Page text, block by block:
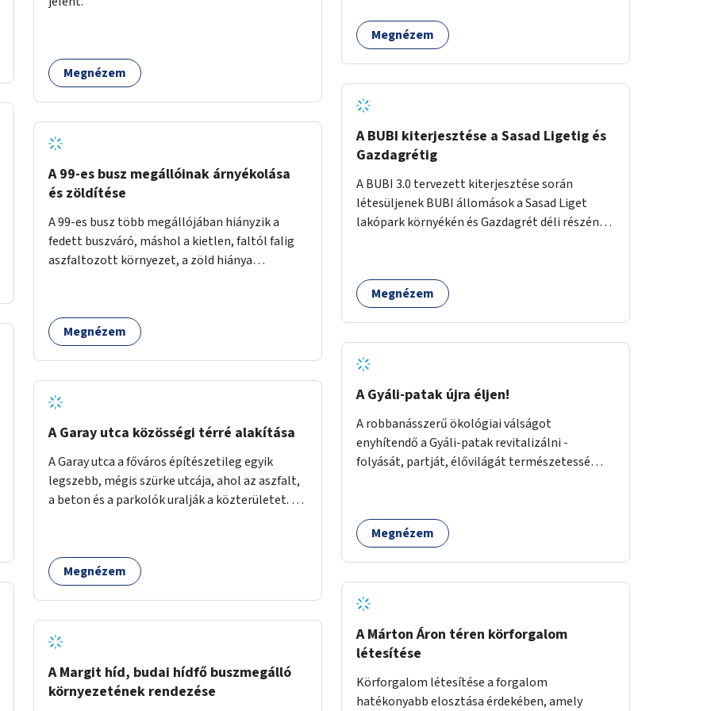
időszakokban zsúfolt 5-ös autóbusz
Megnézem
A 99-es busz megállóinak árnyékolása
és zöldítése
A 99-es busz több megállójában hiányzik a
fedett buszváró, máshol a kietlen, faltól falig
aszfaltozott környezet, a zöld hiánya
zöldítéssel is össze lehetne kötni: ahol
megoldható, ott az utasváróra vagy akár
megállókat.
Megnézem
A Garay utca közösségi térré alakítása
A Garay utca a főváros építészetileg egyik
legszebb, mégis szürke utcája, ahol az aszfalt,
a beton és a parkolók uralják a közterületet. Az
közösségbarát terület létrehozásának. A
szakaszon a parkolás átszervezésével
sakkasztal és egy lábbal tekerhető
mobiltöltőpont tennék kellemesebbé (és
hűvösebbé) a környéken lakók és az arra járók
mindennapjait.
Megnézem
A Margit híd, budai hídfő buszmegálló
környezetének rendezése
alkalmas lenne egy nagy biodiverzitású hosszú
kert kialakítására, több szintű növényzettel,
Megnézem
A BUBI kiterjesztése a Sasad Ligetig és
Gazdagrétig
A BUBI 3.0 tervezett kiterjesztése során
létesüljenek BUBI állomások a Sasad Liget
lakópark környékén és Gazdagrét déli részén
Megnézem
A Gyáli-patak újra éljen!
A robbanásszerű ökológiai válságot
enyhítendő a Gyáli-patak revitalizálni -
folyását, partját, élővilágát természetessé
terhelt módon. Élő kapcsolatot létrehozni
Soroksár és a patak között, illetve a
vezetésével.
Megnézem
A Márton Áron téren körforgalom
létesítése
Körforgalom létesítése a forgalom
hatékonyabb elosztása érdekében, amely